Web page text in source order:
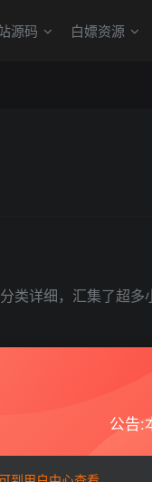
源码 白嫖资源
类详细，汇集了超
公告: